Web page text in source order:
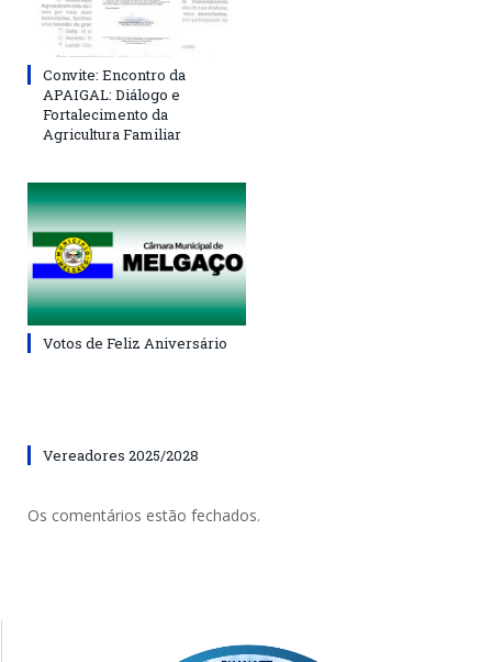
Convite: Encontro da
APAIGAL: Diálogo e
Fortalecimento da
Agricultura Familiar
Votos de Feliz Aniversário
Vereadores 2025/2028
Os comentários estão fechados.